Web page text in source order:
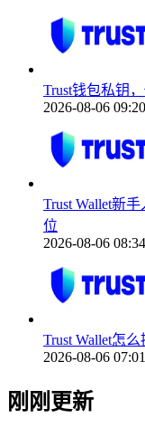
Trust钱包私钥
2026-08-06
Trust Wallet新
位
2026-08-06
Trust Wallet怎
2026-08-06
刚刚更新